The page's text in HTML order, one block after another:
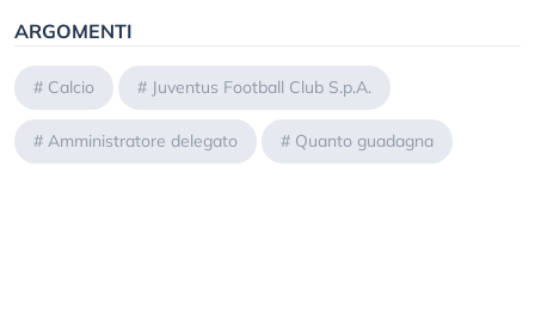
ARGOMENTI
# Calcio # Juventus Football Club S.p.A.
# Amministratore delegato # Quanto guadagna